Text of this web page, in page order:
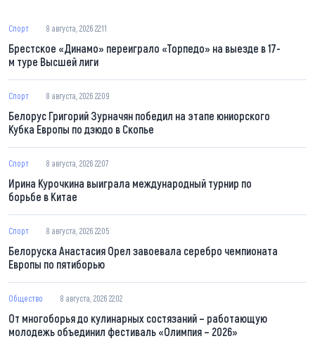
Спорт 8 августа, 2026 22:11
Брестское «Динамо» переиграло «Торпедо» на выезде в 17-
м туре Высшей лиги
Спорт 8 августа, 2026 22:09
Белорус Григорий Зурначян победил на этапе юниорского
Кубка Европы по дзюдо в Скопье
Спорт 8 августа, 2026 22:07
Ирина Курочкина выиграла международный турнир по
борьбе в Китае
Спорт 8 августа, 2026 22:05
Белоруска Анастасия Орел завоевала серебро чемпионата
Европы по пятиборью
Общество 8 августа, 2026 22:02
От многоборья до кулинарных состязаний – работающую
молодежь объединил фестиваль «Олимпия – 2026»